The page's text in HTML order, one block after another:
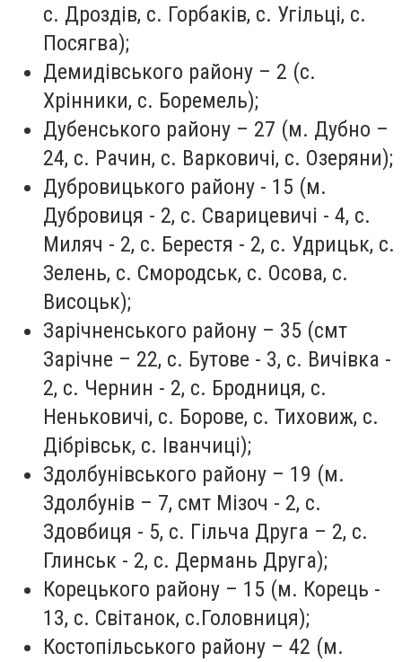
с. Дроздів, с. Горбаків, с. Угільці, с.
Посягва);
Демидівського району – 2 (с.
Хрінники, с. Боремель);
Дубенського району – 27 (м. Дубно –
24, с. Рачин, с. Варковичі, с. Озеряни);
Дубровицького району - 15 (м.
Дубровиця - 2, с. Сварицевичі - 4, с.
Миляч - 2, с. Берестя - 2, с. Удрицьк, с.
Зелень, с. Смородськ, с. Осова, с.
Висоцьк);
Зарічненського району – 35 (смт
Зарічне – 22, с. Бутове - 3, с. Вичівка -
2, с. Чернин - 2, с. Бродниця, с.
Неньковичі, с. Борове, с. Тиховиж, с.
Дібрівськ, с. Іванчиці);
Здолбунівського району – 19 (м.
Здолбунів – 7, смт Мізоч - 2, с.
Здовбиця - 5, с. Гільча Друга – 2, с.
Глинськ - 2, с. Дермань Друга);
Корецького району – 15 (м. Корець -
13, с. Світанок, с.Головниця);
Костопільського району – 42 (м.